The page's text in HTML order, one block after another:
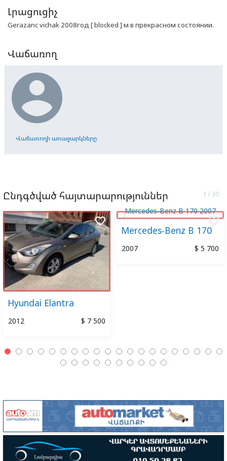
Լրացուցիչ
Gerazanc vichak 2008год [ blocked ] м в прекрасном состоянии.
Վաճառող

Վաճառողի առաջարկները
Ընդգծված հայտարարություններ
Hyundai Elantra
2012 $ 7 500
favorite_border
Mercedes-Benz B 170
2007 $ 5 700
favorite_border